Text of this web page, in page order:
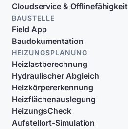
Cloudservice & Offlinefähigkeit
BAUSTELLE
Field App
Baudokumentation
HEIZUNGSPLANUNG
Heizlastberechnung
Hydraulischer Abgleich
Heizkörpererkennung
Heizflächenauslegung
HeizungsCheck
Aufstellort-Simulation